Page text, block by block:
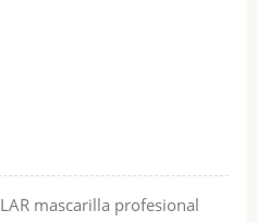
mascarilla profesional